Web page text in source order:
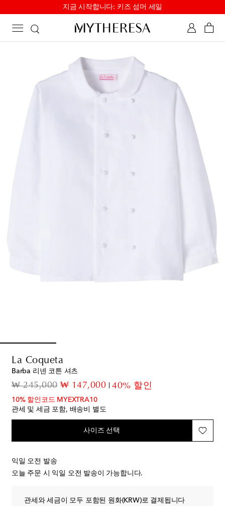
지금 시작합니다: 키즈 섬머 세일
La Coqueta
Barba 리넨 코튼 셔츠
₩ 245,000original price
₩ 147,000discount price
40% 할인
10% 할인코드 MYEXTRA10
관세 및 세금 포함, 배송비 별도
사이즈 선택
익일 오전 발송
오늘 주문 시 익일 오전 발송이 가능합니다.
관세와 세금이 모두 포함된 원화(KRW)로 결제됩니다